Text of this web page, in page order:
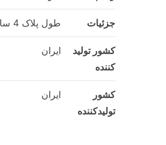
جزئیات طول پلاک 4 سانت عرض پلاک 1.5 سانت ضخامت پلاک 0.6 میلیمتر
کشور تولید
کننده
ایران
کشور
تولید‌کننده
ایران